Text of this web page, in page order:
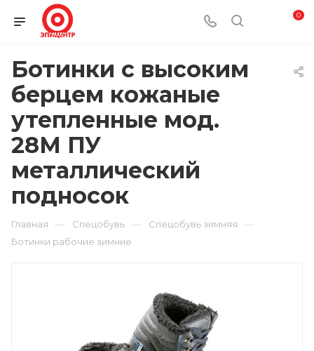
0
Ботинки с высоким
берцем кожаные
утепленные мод.
28М ПУ
металлический
подносок
Главная — Спецобувь — Спецобувь зимняя —
Ботинки рабочие зимние